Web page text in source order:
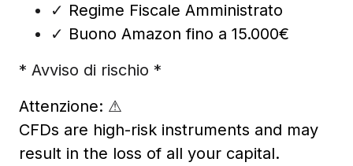
✓ Regime Fiscale Amministrato
✓ Buono Amazon fino a 15.000€
* Avviso di rischio *
Attenzione: ⚠
CFDs are high-risk instruments and may
result in the loss of all your capital.